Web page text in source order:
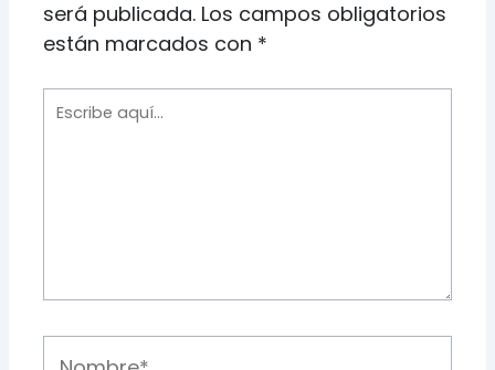
será publicada. Los campos obligatorios
están marcados con *
aquí...